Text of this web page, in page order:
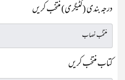
درجہ بندی (کٹیگری) منتخب کریں
کتاب منتخب کریں